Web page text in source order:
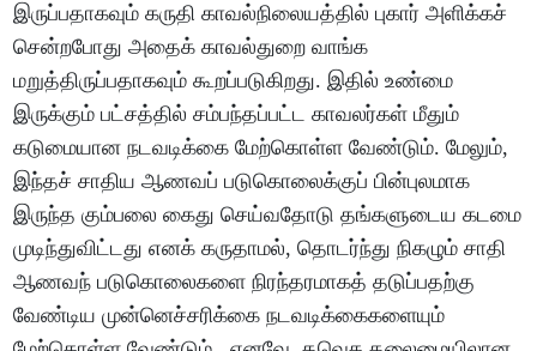
இருப்பதாகவும் கருதி காவல்நிலையத்தில் புகார் அளிக்கச்
சென்றபோது அதைக் காவல்துறை வாங்க
மறுத்திருப்பதாகவும் கூறப்படுகிறது. இதில் உண்மை
இருக்கும் பட்சத்தில் சம்பந்தப்பட்ட காவலர்கள் மீதும்
கடுமையான நடவடிக்கை மேற்கொள்ள வேண்டும். மேலும்,
இந்தச் சாதிய ஆணவப் படுகொலைக்குப் பின்புலமாக
இருந்த கும்பலை கைது செய்வதோடு தங்களுடைய கடமை
முடிந்துவிட்டது எனக் கருதாமல், தொடர்ந்து நிகழும் சாதி
ஆணவந் படுகொலைகளை நிரந்தரமாகத் தடுப்பதற்கு
வேண்டிய முன்னெச்சரிக்கை நடவடிக்கைகளையும்